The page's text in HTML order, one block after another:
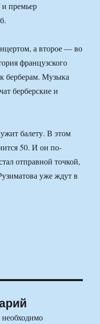
и премьер
а второе — во
французского
берберам. Музыка
берберские и
балету. В этом
50. И он по-
отправной точкой,
уже ждут в